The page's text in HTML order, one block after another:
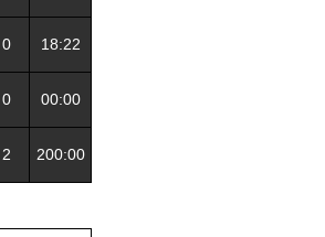
0 18:22
0 00:00
2 200:00